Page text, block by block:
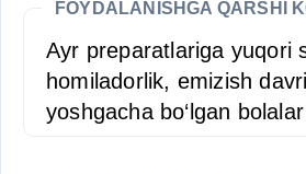
FOYDALANISHGA QARSHI
Ayr preparatlariga yuqori
homiladorlik, emizish
yoshgacha bo‘lgan